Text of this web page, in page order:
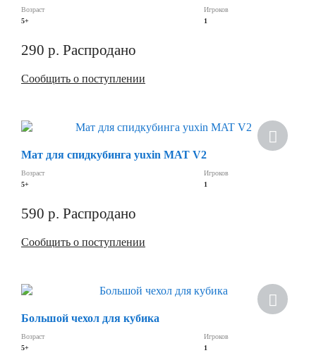
Возраст
5+
Игроков
1
290 р. Распродано
Сообщить о поступлении
Мат для спидкубинга yuxin MAT V2
Возраст
5+
Игроков
1
590 р. Распродано
Сообщить о поступлении
Большой чехол для кубика
Возраст
5+
Игроков
1